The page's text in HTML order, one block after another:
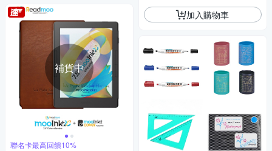
補貨中
聯名卡最高回饋10%
加入購物車